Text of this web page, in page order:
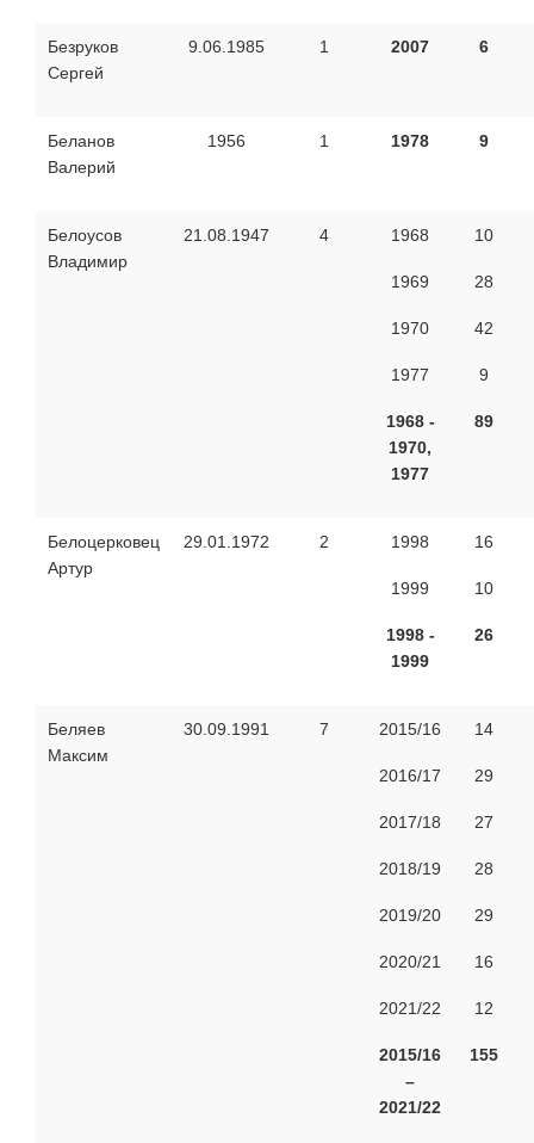
Безруков
Сергей
9.06.1985 1 2007 6
Беланов
Валерий
1956 1 1978 9
Белоусов
Владимир
21.08.1947 4 1968
1969
1970
1977
1968 -
1970,
1977
10
28
42
9
89
Белоцерковец
Артур
29.01.1972 2 1998
1999
1998 -
1999
16
10
26
Беляев
Максим
30.09.1991 7 2015/16
2016/17
2017/18
2018/19
2019/20
2020/21
2021/22
2015/16
–
2021/22
14
29
27
28
29
16
12
155